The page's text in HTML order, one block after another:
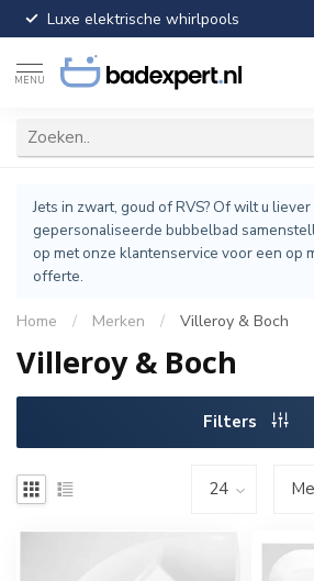
Luxe elektrische whirlpools
MENU
Jets in zwart, goud of RVS? Of wilt u
gepersonaliseerde bubbelbad
op met onze klantenservice voor een op
offerte.
Home / Merken / Villeroy & Boch
Villeroy & Boch
Filters